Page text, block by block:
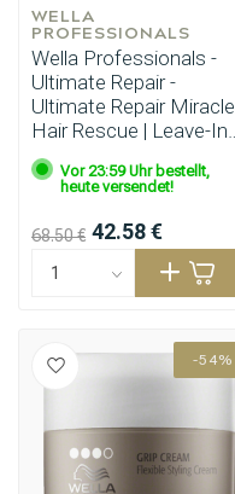
WELLA
PROFESSIONALS
Wella Professionals -
Ultimate Repair -
Ultimate Repair Miracle
Hair Rescue | Leave-In
95ml
Vor 23:59 Uhr bestellt,
heute versendet!
68.50 € 42.58 €
-54%